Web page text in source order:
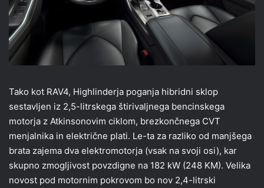
Tako kot RAV4, Highlinderja poganja hibridni sklop
sestavljen iz 2,5-litrskega štirivaljnega bencinskega
motorja z Atkinsonovim ciklom, brezkončnega CVT
menjalnika in električne plati. Le-ta za razliko od manjšega
brata zajema dva elektromotorja (vsak na svoji osi), kar
skupno zmogljivost povzdigne na 182 kW (248 KM). Velika
novost pod motornim pokrovom bo nov 2,4-litrski